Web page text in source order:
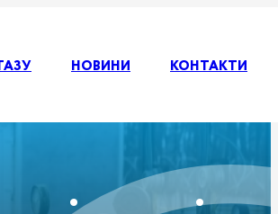
НОВИНИ КОНТАКТИ